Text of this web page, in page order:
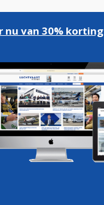
Podcasts
nu van 30% korting